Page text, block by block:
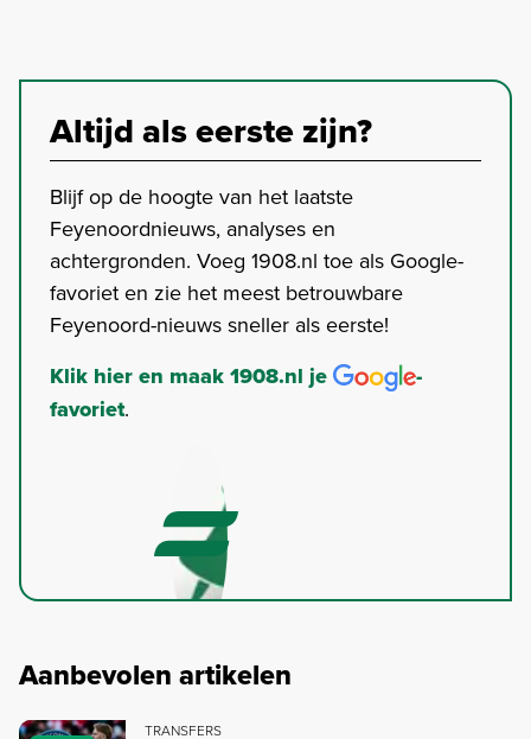
Altijd als eerste zijn?
Blijf op de hoogte van het laatste
Feyenoordnieuws, analyses en
achtergronden. Voeg 1908.nl toe als Google-
favoriet en zie het meest betrouwbare
Feyenoord-nieuws sneller als eerste!
Klik hier en maak 1908.nl je
-
favoriet.
Aanbevolen artikelen
TRANSFERS